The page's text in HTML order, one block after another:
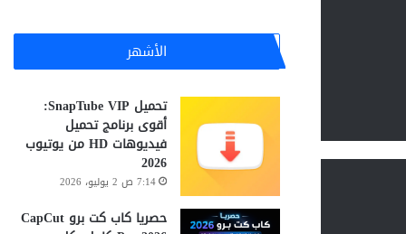
الأشهر
تحميل SnapTube VIP:
أقوى برنامج تحميل
فيديوهات HD من يوتيوب
2026
7:14 ص 2 يوليو، 2026
حصريا كاب كت برو CapCut